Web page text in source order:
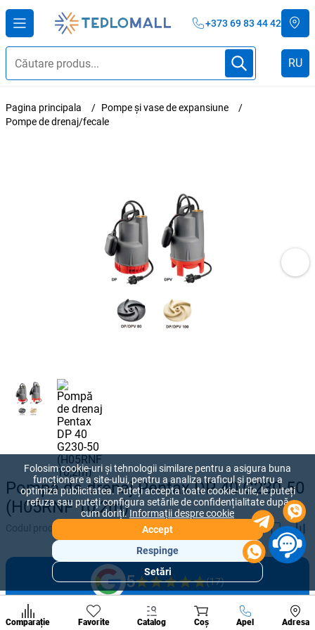
+373 69 83 44 42
RU
Pagina principala
Pompe și vase de expansiune
Pompe de drenaj/fecale
Pompă de drenaj Pentax DP 40 G230-50
(H05RNF 10,2m)
Codul produsului:
5 (17)
Lasă o recenzie
Comparație Favorite Catalog Coș Apel Adresa
A suna
populare
de
Folosim cookie-uri și tehnologii similare pentru a asigura buna
funcționare a site-ului, pentru a analiza traficul și pentru a
optimiza publicitatea. Puteți accepta toate cookie-urile, le puteți
refuza sau puteți configura setările de confidențialitate după
cum doriți.Informații despre cookie
Accept
Respinge
Setări